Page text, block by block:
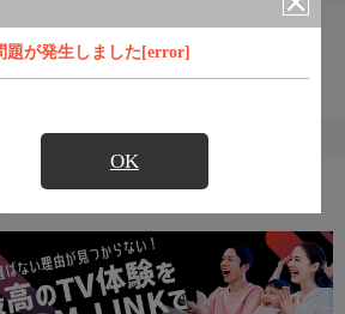
題が発生しました[error]
OK
すめ番組
報